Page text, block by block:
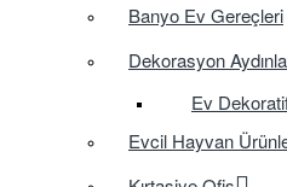
Banyo Ev Gereçleri
Dekorasyon
Ev
Evcil Hayvan